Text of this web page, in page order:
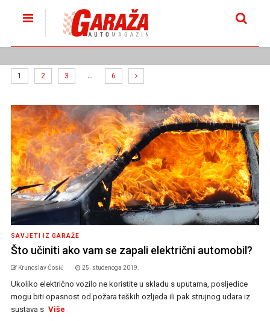
1 2 3 … 6
SAVJETI IZ GARAŽE
Što učiniti ako vam se zapali električni automobil?
Krunoslav Ćosić 25. studenoga 2019.
Ukoliko električno vozilo ne koristite u skladu s uputama, posljedice
mogu biti opasnost od požara teških ozljeda ili pak strujnog udara iz
sustava s Više